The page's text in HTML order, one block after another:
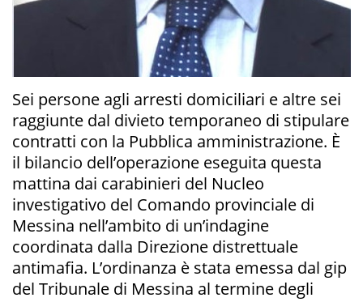
Sei persone agli arresti domiciliari e altre sei
raggiunte dal divieto temporaneo di stipulare
contratti con la Pubblica amministrazione. È
il bilancio dell’operazione eseguita questa
mattina dai carabinieri del Nucleo
investigativo del Comando provinciale di
Messina nell’ambito di un’indagine
coordinata dalla Direzione distrettuale
antimafia. L’ordinanza è stata emessa dal gip
del Tribunale di Messina al termine degli